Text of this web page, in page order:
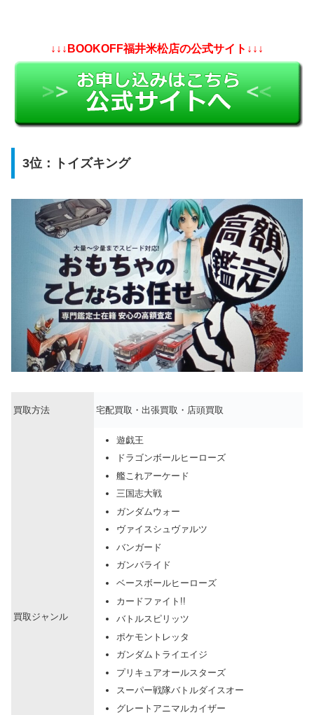
↓↓↓BOOKOFF福井米松店の公式サイト↓↓↓
3位：トイズキング
買取方法 宅配買取・出張買取・店頭買取
買取ジャンル
遊戯王
ドラゴンボールヒーローズ
艦これアーケード
三国志大戦
ガンダムウォー
ヴァイスシュヴァルツ
バンガード
ガンバライド
ベースボールヒーローズ
カードファイト!!
バトルスピリッツ
ポケモントレッタ
ガンダムトライエイジ
プリキュアオールスターズ
スーパー戦隊バトルダイスオー
グレートアニマルカイザー